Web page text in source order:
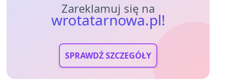
Zareklamuj się na
wrotatarnowa.pl!
SPRAWDŹ SZCZEGÓŁY